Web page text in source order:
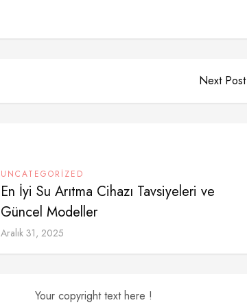
Next
UNCATEGORIZED
En İyi Su Arıtma Cihazı Tavsiyeleri ve
Güncel Modeller
Aralık 31, 2025
Your copyright text here !